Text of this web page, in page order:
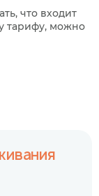
что входит
тарифу, можно